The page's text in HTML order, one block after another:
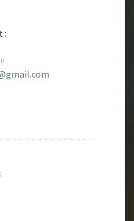
: